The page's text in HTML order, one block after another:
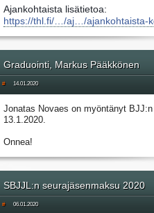
Ajankohtaista lisätietoa:
https://thl.fi/…/aj…/ajankohtaista-
Graduointi, Markus Pääkkönen
# 14.01.2020
Jonatas Novaes on myöntänyt
13.1.2020.
Onnea!
SBJJL:n seurajäsenmaksu 2020
# 06.01.2020